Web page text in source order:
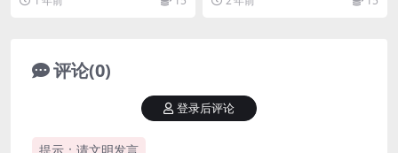
评论(0)
提示：请文明发言
登录后评论